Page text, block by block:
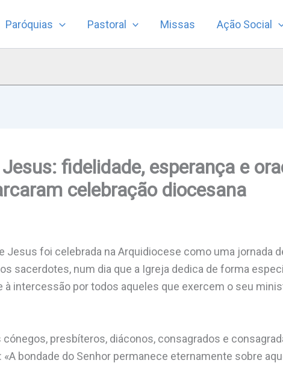
Paróquias Pastoral Missas Ação Social
fidelidade, esperança e
celebração diocesana
Jesus foi celebrada na Arquidiocese como uma jornada
sacerdotes, num dia que a Igreja dedica de forma
à intercessão por todos aqueles que exercem o seu
presbíteros, diáconos, consagrados e
bondade do Senhor permanece eternamente sobre